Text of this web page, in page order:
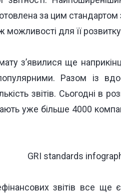
за цим
можливості для її
з’явилися ще
Разом із
звітів. Сьогодні в
уже більше 4000
звітів все